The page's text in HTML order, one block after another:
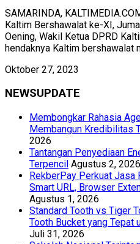
SAMARINDA,
Kaltim Bershawalat ke-XI,
Oening, Wakil Ketua DPRD
hendaknya Kaltim bershawalat
Oktober 27, 2023
NEWSUPDATE
Membongkar Rahasia
Membangun Kredibilitas
2026
Tantangan Penyediaan
Terpencil Agustus 2, 2026
RekberPay Perkuat Jasa
Smart URL, Browser
Agustus 1, 2026
Standard Tooth vs Tiger
Tooth Bucket yang Tepat
Juli 31, 2026